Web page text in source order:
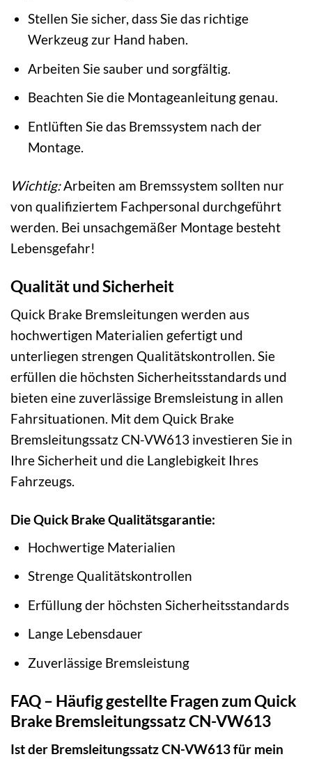
Stellen Sie sicher, dass Sie das richtige
Werkzeug zur Hand haben.
Arbeiten Sie sauber und sorgfältig.
Beachten Sie die Montageanleitung genau.
Entlüften Sie das Bremssystem nach der
Montage.
Wichtig:Arbeiten am Bremssystem sollten nur
von qualifiziertem Fachpersonal durchgeführt
werden. Bei unsachgemäßer Montage besteht
Lebensgefahr!
Qualität und Sicherheit
Quick Brake Bremsleitungen werden aus
hochwertigen Materialien gefertigt und
unterliegen strengen Qualitätskontrollen. Sie
erfüllen die höchsten Sicherheitsstandards und
bieten eine zuverlässige Bremsleistung in allen
Fahrsituationen. Mit dem Quick Brake
Bremsleitungssatz CN-VW613 investieren Sie in
Ihre Sicherheit und die Langlebigkeit Ihres
Fahrzeugs.
Die Quick Brake Qualitätsgarantie:
Hochwertige Materialien
Strenge Qualitätskontrollen
Erfüllung der höchsten Sicherheitsstandards
Lange Lebensdauer
Zuverlässige Bremsleistung
FAQ – Häufig gestellte Fragen zum Quick
Brake Bremsleitungssatz CN-VW613
Ist der Bremsleitungssatz CN-VW613 für mein